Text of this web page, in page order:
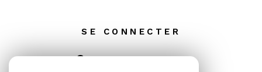
SE CONNECTER